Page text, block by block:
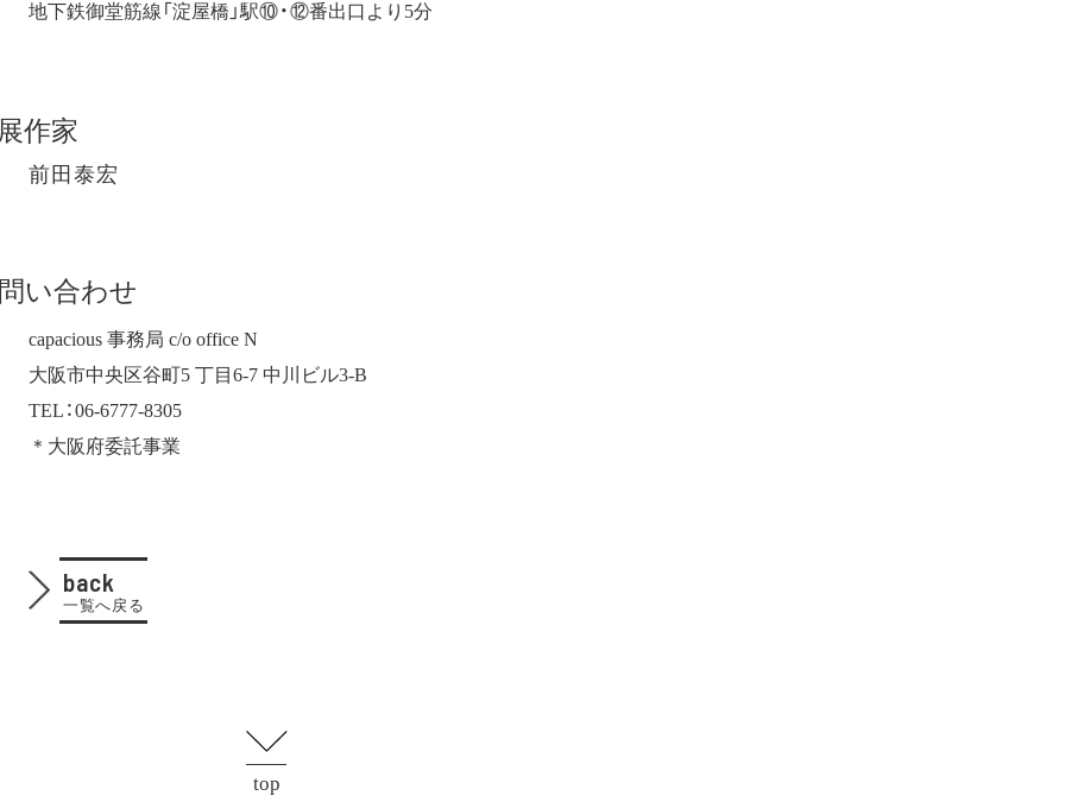
地下鉄御堂筋線「淀屋橋」駅⑩・⑫番出口より5分
作家
前田泰宏
い合わせ
capacious 事務局 c/o office N
大阪市中央区谷町5 丁目6-7 中川ビル3-B
TEL：06-6777-8305
＊大阪府委託事業
back
一覧へ戻る
top